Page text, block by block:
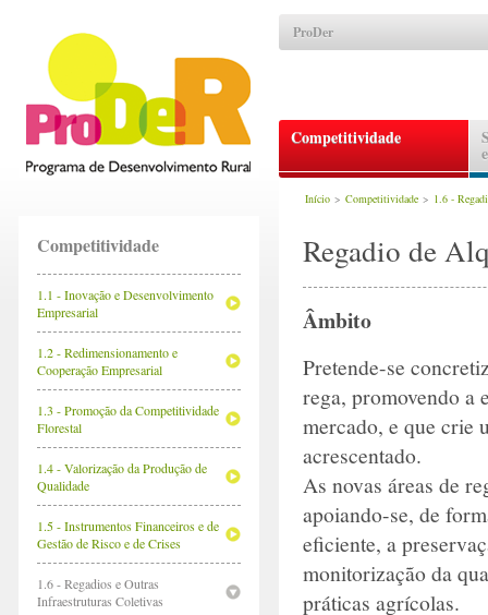
ProDer
Competitividade
Competitividade
1.1 - Inovação e Desenvolvimento
Empresarial
1.2 - Redimensionamento e
Cooperação Empresarial
1.3 - Promoção da Competitividade
Florestal
1.4 - Valorização da Produção de
Qualidade
1.5 - Instrumentos Financeiros e de
Gestão de Risco e de Crises
1.6 - Regadios e Outras
Infraestruturas Coletivas
Início > Competitividade > 1.6 -
Regadio de
Âmbito
Pretende-se
rega, promovendo a
mercado, e que crie
acrescentado.
As novas áreas de
apoiando-se, de
eficiente, a
monitorização da
práticas agrícolas.